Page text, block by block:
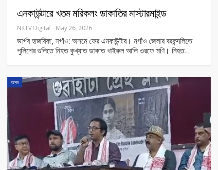
এনকাউন্টারে খতম মরিকলং ডাকাতির মাস্টারমাইন্ড
NKTV Digital May 26, 2026
ভার্গব হাজরিকা, নগাঁও: অসমে ফের এনকাউন্টার। নগাঁও জেলার বরকন্দলিতে
পুলিশের গুলিতে নিহত কুখ্যাত ডাকাত খাইরুল আলি ওরফে মণি। নিহত…
অসম